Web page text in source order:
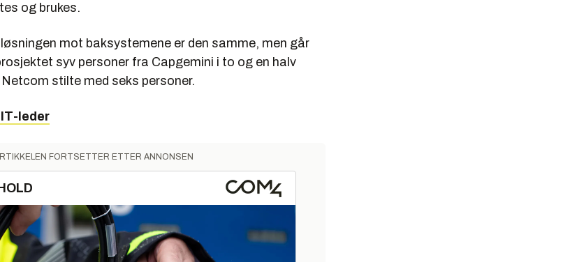
og brukes.
mot baksystemene er den samme, men går
syv personer fra Capgemini i to og en halv
stilte med seks personer.
leder
FORTSETTER ETTER ANNONSEN